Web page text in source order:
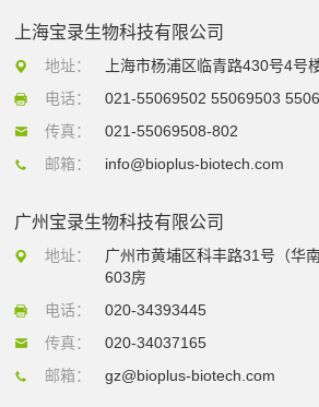
上海宝录生物科技有限公司
地址：
上海市杨浦区临青路430号4号
电话：
021-55069502 55069503
传真：
021-55069508-802
邮箱：
info@bioplus-biotech.com
广州宝录生物科技有限公司
地址：
广州市黄埔区科丰路31号（华
603房
电话：
020-34393445
传真：
020-34037165
邮箱：
gz@bioplus-biotech.com